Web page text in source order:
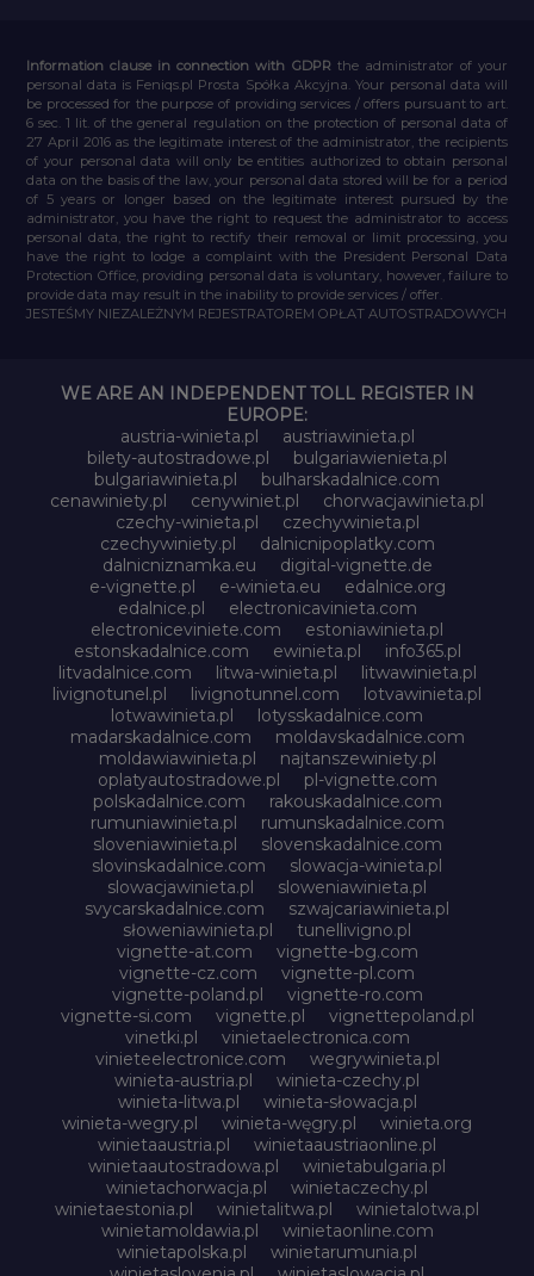
Information clause in connection with GDPR the administrator of your
personal data is Feniqs.pl Prosta Spółka Akcyjna. Your personal data will
be processed for the purpose of providing services / offers pursuant to art.
6 sec. 1 lit. of the general regulation on the protection of personal data of
27 April 2016 as the legitimate interest of the administrator, the recipients
of your personal data will only be entities authorized to obtain personal
data on the basis of the law, your personal data stored will be for a period
of 5 years or longer based on the legitimate interest pursued by the
administrator, you have the right to request the administrator to access
personal data, the right to rectify their removal or limit processing, you
have the right to lodge a complaint with the President Personal Data
Protection Office, providing personal data is voluntary, however, failure to
provide data may result in the inability to provide services / offer.
JESTEŚMY NIEZALEŻNYM REJESTRATOREM OPŁAT AUTOSTRADOWYCH
WE ARE AN INDEPENDENT TOLL REGISTER IN
EUROPE:
austria-winieta.pl
austriawinieta.pl
bilety-autostradowe.pl
bulgariawienieta.pl
bulgariawinieta.pl
bulharskadalnice.com
cenawiniety.pl
cenywiniet.pl
chorwacjawinieta.pl
czechy-winieta.pl
czechywinieta.pl
czechywiniety.pl
dalnicnipoplatky.com
dalnicniznamka.eu
digital-vignette.de
e-vignette.pl
e-winieta.eu
edalnice.org
edalnice.pl
electronicavinieta.com
electroniceviniete.com
estoniawinieta.pl
estonskadalnice.com
ewinieta.pl
info365.pl
litvadalnice.com
litwa-winieta.pl
litwawinieta.pl
livignotunel.pl
livignotunnel.com
lotvawinieta.pl
lotwawinieta.pl
lotysskadalnice.com
madarskadalnice.com
moldavskadalnice.com
moldawiawinieta.pl
najtanszewiniety.pl
oplatyautostradowe.pl
pl-vignette.com
polskadalnice.com
rakouskadalnice.com
rumuniawinieta.pl
rumunskadalnice.com
sloveniawinieta.pl
slovenskadalnice.com
slovinskadalnice.com
slowacja-winieta.pl
slowacjawinieta.pl
sloweniawinieta.pl
svycarskadalnice.com
szwajcariawinieta.pl
słoweniawinieta.pl
tunellivigno.pl
vignette-at.com
vignette-bg.com
vignette-cz.com
vignette-pl.com
vignette-poland.pl
vignette-ro.com
vignette-si.com
vignette.pl
vignettepoland.pl
vinetki.pl
vinietaelectronica.com
vinieteelectronice.com
wegrywinieta.pl
winieta-austria.pl
winieta-czechy.pl
winieta-litwa.pl
winieta-słowacja.pl
winieta-wegry.pl
winieta-węgry.pl
winieta.org
winietaaustria.pl
winietaaustriaonline.pl
winietaautostradowa.pl
winietabulgaria.pl
winietachorwacja.pl
winietaczechy.pl
winietaestonia.pl
winietalitwa.pl
winietalotwa.pl
winietamoldawia.pl
winietaonline.com
winietapolska.pl
winietarumunia.pl